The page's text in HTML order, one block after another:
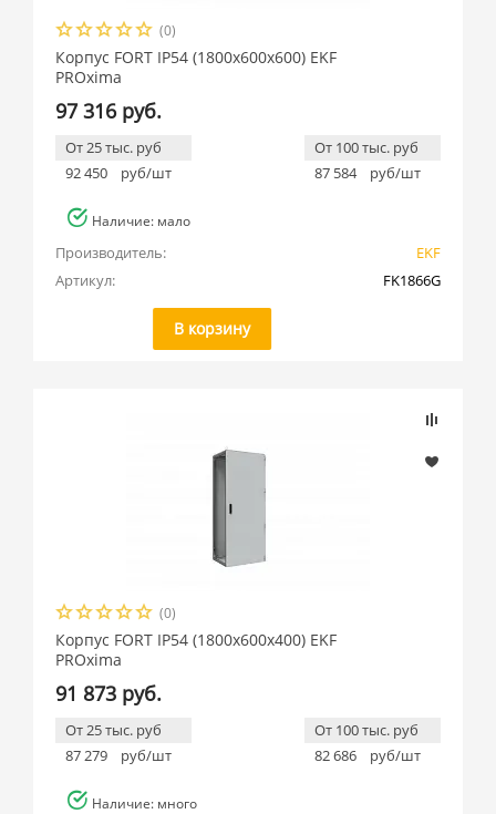
(0)
Корпус FORT IP54 (1800x600x600) EKF
PROxima
97 316 руб.
От 25 тыс. руб
92 450
руб/шт
От 100 тыс. руб
87 584
руб/шт
Наличие: мало
Производитель:
EKF
Артикул:
FK1866G
В корзину
(0)
Корпус FORT IP54 (1800x600x400) EKF
PROxima
91 873 руб.
От 25 тыс. руб
87 279
руб/шт
От 100 тыс. руб
82 686
руб/шт
Наличие: много